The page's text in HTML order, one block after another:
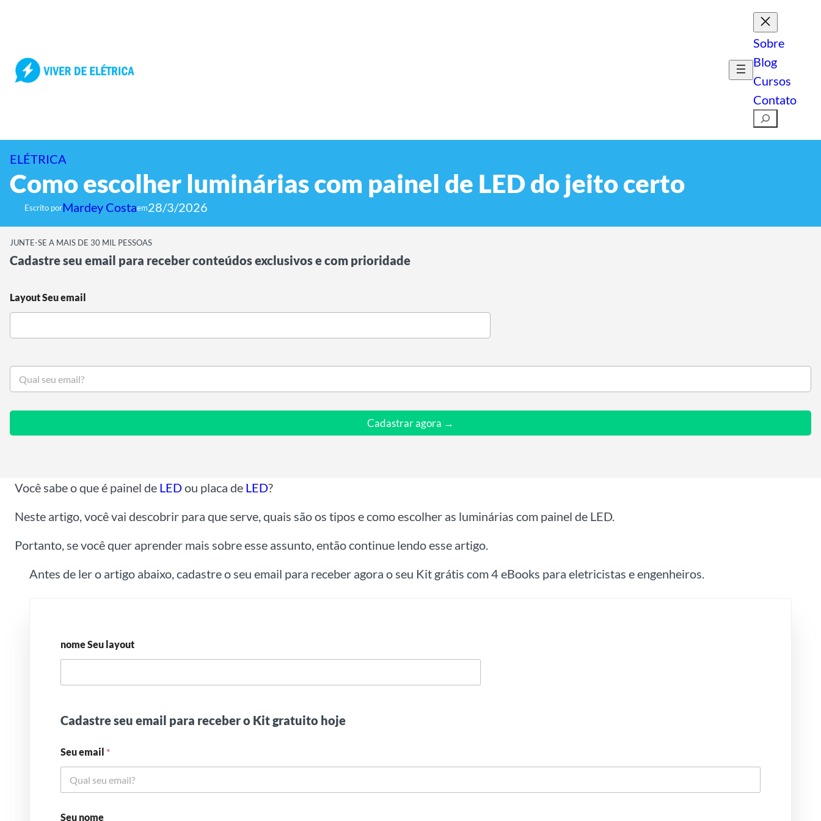
conteúdo
Sobre
Blog
Cursos
Contato
Pesquisar
ELÉTRICA
Como escolher luminárias com painel de LED do jeito certo
Escrito porMardey Costaem28/3/2026
JUNTE-SE A MAIS DE 30 MIL PESSOAS
Cadastre seu email para receber conteúdos exclusivos e com prioridade
Layout Seu email
S
u
Cadastrar agora →
Você sabe o que é painel de LEDou placa de LED?
Neste artigo, você vai descobrir para que serve, quais são os tipos e como escolher as luminárias com painel de LED.
Portanto, se você quer aprender mais sobre esse assunto, então continue lendo esse artigo.
Antes de ler o artigo abaixo, cadastre o seu email para receber agora o seu Kit grátis com 4 eBooks para eletricistas e engenheiros.
nome Seu layout
Cadastre seu email para receber o Kit gratuito hoje
Seu email *
Seu nome